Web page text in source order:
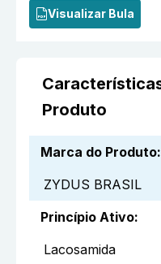
Visualizar Bula
Produto
Marca do Produto:
ZYDUS BRASIL
Princípio Ativo:
Lacosamida